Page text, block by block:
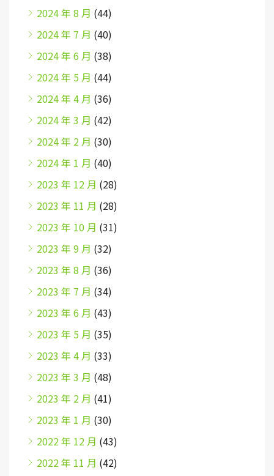
2024 年 8 月 (44)
2024 年 7 月 (40)
2024 年 6 月 (38)
2024 年 5 月 (44)
2024 年 4 月 (36)
2024 年 3 月 (42)
2024 年 2 月 (30)
2024 年 1 月 (40)
2023 年 12 月 (28)
2023 年 11 月 (28)
2023 年 10 月 (31)
2023 年 9 月 (32)
2023 年 8 月 (36)
2023 年 7 月 (34)
2023 年 6 月 (43)
2023 年 5 月 (35)
2023 年 4 月 (33)
2023 年 3 月 (48)
2023 年 2 月 (41)
2023 年 1 月 (30)
2022 年 12 月 (43)
2022 年 11 月 (42)